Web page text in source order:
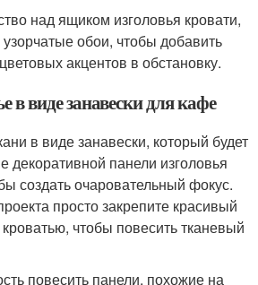
над ящиком изголовья кровати,
обои, чтобы добавить
акцентов в обстановку.
в виде занавески для кафе
в виде занавески, который будет
декоративной панели изголовья
создать очаровательный фокус.
просто закрепите красивый
чтобы повесить тканевый
повесить панели, похожие на